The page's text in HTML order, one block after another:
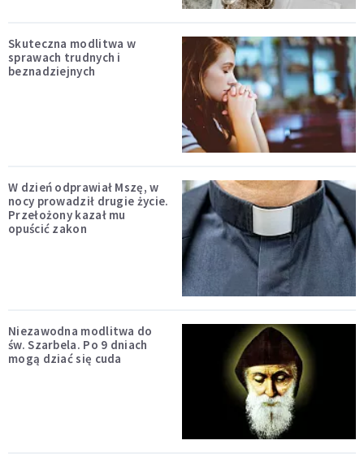
Skuteczna modlitwa w
sprawach trudnych i
beznadziejnych
W dzień odprawiał Mszę, w
nocy prowadził drugie życie.
Przełożony kazał mu
opuścić zakon
Niezawodna modlitwa do
św. Szarbela. Po 9 dniach
mogą dziać się cuda